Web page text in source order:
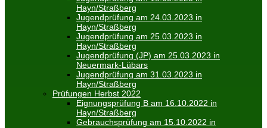
Hayn/Straßberg
Jugendprüfung am 24.03.2023 in
Hayn/Straßberg
Jugendprüfung am 25.03.2023 in
Hayn/Straßberg
Jugendprüfung (JP) am 25.03.2023 in
Neuermark-Lübars
Jugendprüfung am 31.03.2023 in
Hayn/Straßberg
Prüfungen Herbst 2022
Eignungsprüfung B am 16.10.2022 in
Hayn/Straßberg
Gebrauchsprüfung am 15.10.2022 in